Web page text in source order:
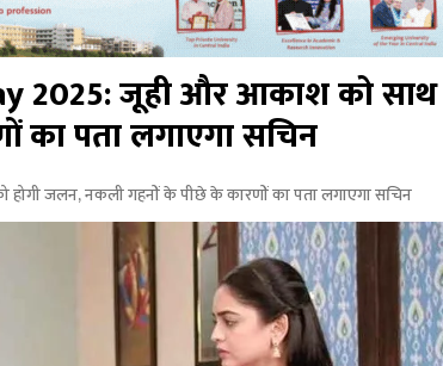
2025: जूही और आकाश को
का पता लगाएगा सचिन
जलन, नकली गहनों के पीछे के कारणों का पता लगाएगा सचिन